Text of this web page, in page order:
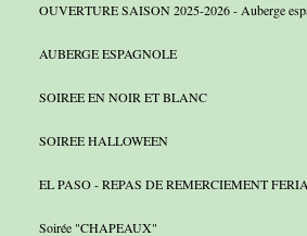
OUVERTURE SAISON 2025-2026 - Auberge
AUBERGE ESPAGNOLE
SOIREE EN NOIR ET BLANC
SOIREE HALLOWEEN
EL PASO - REPAS DE REMERCIEMENT
Soirée "CHAPEAUX"